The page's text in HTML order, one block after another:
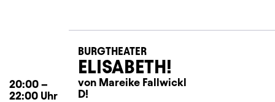
20:00 –
22:00 Uhr
BURGTHEATER
ELISABETH!
von Mareike Fallwickl
D!